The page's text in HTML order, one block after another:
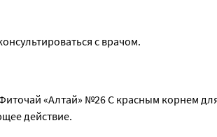
с врачом.
«Алтай» №26 С красным корнем
действие.